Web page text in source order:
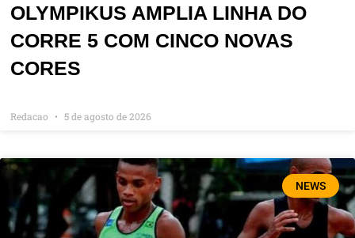
OLYMPIKUS AMPLIA LINHA DO
CORRE 5 COM CINCO NOVAS
CORES
Redacao 5 de agosto de 2026
NEWS